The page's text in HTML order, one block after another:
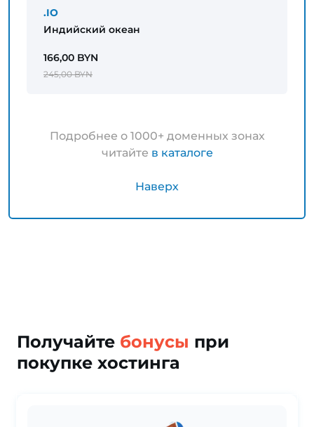
.IO
Индийский океан
166,00 BYN
245,00 BYN
Подробнее о 1000+ доменных зонах
читайте в каталоге
Наверх
Получайте бонусы при
покупке хостинга